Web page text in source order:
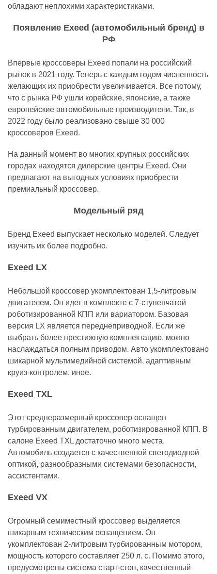
обладают неплохими характеристиками.
Появление Exeed (автомобильный бренд) в
РФ
Впервые кроссоверы Exeed попали на российский
рынок в 2021 году. Теперь с каждым годом численность
желающих их приобрести увеличивается. Все потому,
что с рынка РФ ушли корейские, японские, а также
европейские автомобильные производители. Так, в
2022 году было реализовано свыше 30 000
кроссоверов Exeed.
На данный момент во многих крупных российских
городах находятся дилерские центры Exeed. Они
предлагают на выгодных условиях приобрести
премиальный кроссовер.
Модельный ряд
Бренд Exeed выпускает несколько моделей. Следует
изучить их более подробно.
Exeed LX
Небольшой кроссовер укомплектован 1,5-литровым
двигателем. Он идет в комплекте с 7-ступенчатой
роботизированной КПП или вариатором. Базовая
версия LX является переднеприводной. Если же
выбрать более престижную комплектацию, можно
наслаждаться полным приводом. Авто укомплектовано
шикарной мультимедийной системой, адаптивным
круиз-контролем, иное.
Exeed TXL
Этот среднеразмерный кроссовер оснащен
турбированным двигателем, роботизированной КПП. В
салоне Exeed TXL достаточно много места.
Автомобиль создается с качественной светодиодной
оптикой, разнообразными системами безопасности,
ассистентами.
Exeed VX
Огромный семиместный кроссовер выделяется
шикарным техническим оснащением. Он
укомплектован 2-литровым турбированным мотором,
мощность которого составляет 250 л. с. Помимо этого,
предусмотрены система старт-стоп, качественный